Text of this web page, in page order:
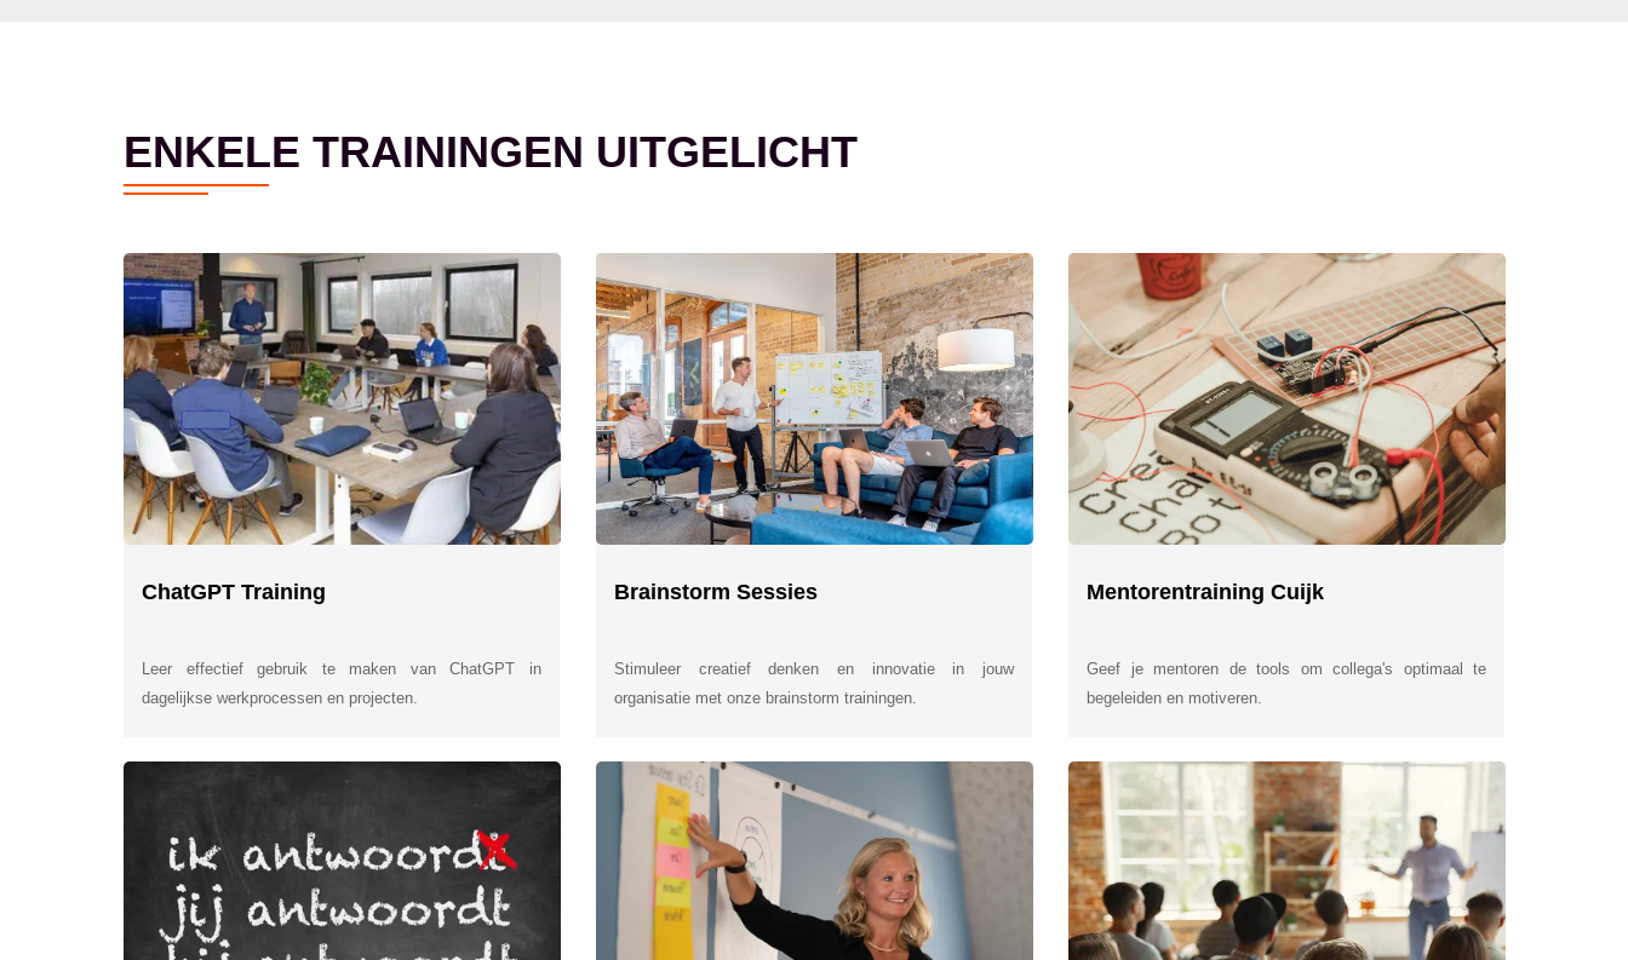
ENKELE TRAININGEN UITGELICHT
ChatGPT Training
Leer effectief gebruik te maken van ChatGPT in
dagelijkse werkprocessen en projecten.
Brainstorm Sessies
Stimuleer creatief denken en innovatie in jouw
organisatie met onze brainstorm trainingen.
Mentorentraining Cuijk
Geef je mentoren de tools om collega's optimaal te
begeleiden en motiveren.